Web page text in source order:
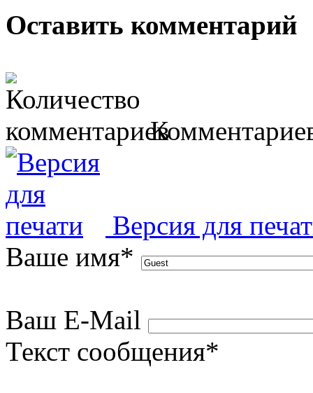
Оставить комментарий
Версия для
Ваше имя*
Ваш E-Mail
Текст сообщения*